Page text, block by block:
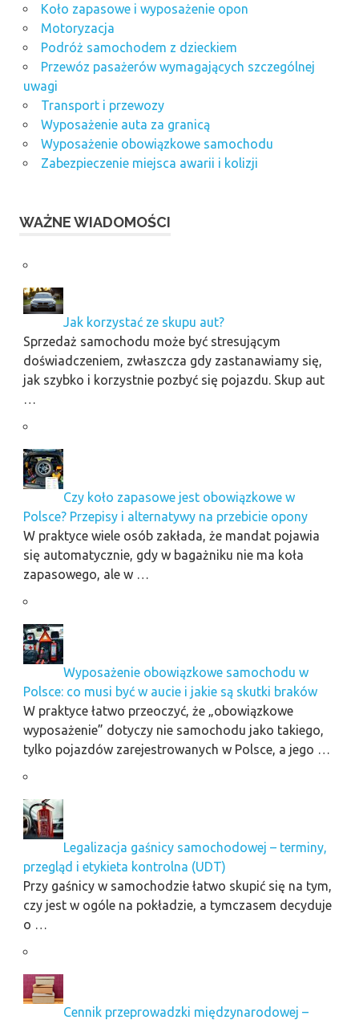
Koło zapasowe i wyposażenie opon
Motoryzacja
Podróż samochodem z dzieckiem
Przewóz pasażerów wymagających szczególnej
uwagi
Transport i przewozy
Wyposażenie auta za granicą
Wyposażenie obowiązkowe samochodu
Zabezpieczenie miejsca awarii i kolizji
WAŻNE WIADOMOŚCI
Jak korzystać ze skupu aut?
Sprzedaż samochodu może być stresującym
doświadczeniem, zwłaszcza gdy zastanawiamy się,
jak szybko i korzystnie pozbyć się pojazdu. Skup aut
…
Czy koło zapasowe jest obowiązkowe w
Polsce? Przepisy i alternatywy na przebicie opony
W praktyce wiele osób zakłada, że mandat pojawia
się automatycznie, gdy w bagażniku nie ma koła
zapasowego, ale w …
Wyposażenie obowiązkowe samochodu w
Polsce: co musi być w aucie i jakie są skutki braków
W praktyce łatwo przeoczyć, że „obowiązkowe
wyposażenie” dotyczy nie samochodu jako takiego,
tylko pojazdów zarejestrowanych w Polsce, a jego …
Legalizacja gaśnicy samochodowej – terminy,
przegląd i etykieta kontrolna (UDT)
Przy gaśnicy w samochodzie łatwo skupić się na tym,
czy jest w ogóle na pokładzie, a tymczasem decyduje
o …
Cennik przeprowadzki międzynarodowej –